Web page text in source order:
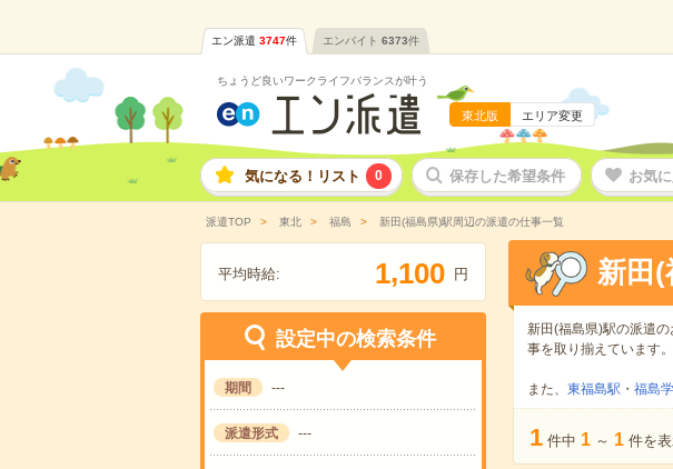
エン派遣 3747件 エンバイト 6373件
ちょうど良いワークライフバランスが叶う
東北版 エリア変更
気になる！リスト 0 保存した希望条件 お気
派遣TOP 東北 福島 新田(福島県)駅周辺の派遣の仕事一覧
平均時給: 1,100 円
設定中の検索条件
期間 ---
派遣形式 ---
新田(
新田(福島県)駅の派遣の
事を取り揃えています。
また、 東福島駅 ・ 福島
1 件中 1 ～ 1 件を